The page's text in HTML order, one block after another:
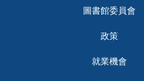
圖書館委員會
政策
就業機會